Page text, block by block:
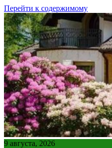
Перейти к содержимому
9 августа, 2026